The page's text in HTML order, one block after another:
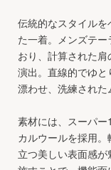
伝統的なスタイル
た一着。メンズテ
おり、計算された
演出。直線的でゆ
漂わせ、洗練された
素材には、スーパー
カルウールを採用
立つ美しい表面感